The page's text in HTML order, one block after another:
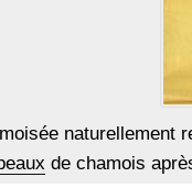
naturellement
de chamois